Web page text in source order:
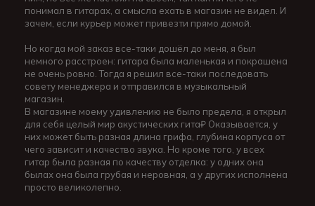
понимал в гитарах, а смысла ехать в магазин не видел. И
зачем, если курьер может привезти прямо домой.
Но когда мой заказ все-таки дошёл до меня, я был
немного расстроен: гитара была маленькая и покрашена
не очень ровно. Тогда я решил все-таки последовать
совету менеджера и отправился в музыкальный
магазин.
В магазине моему удивлению не было предела, я открыл
для себя целый мир акустических гита₽ Оказывается, у
них может быть разная длина грифа, глубина корпуса от
чего зависит и качество звука. Но кроме того, у всех
гитар была разная по качеству отделка: у одних она
былах она была грубая и неровная, а у других исполнена
просто великолепно.